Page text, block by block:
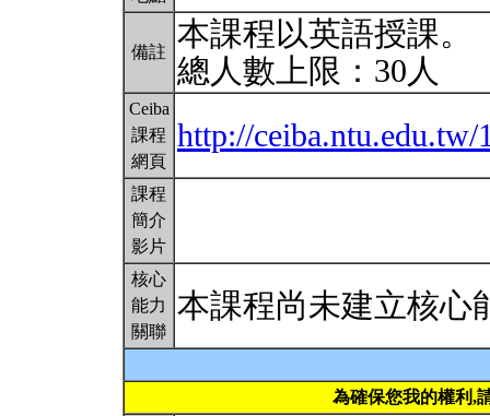
備註
本課程以英語授課。
總人數上限：30人
Ceiba
課程
網頁
http://
課程
簡介
影片
核心
能力
關聯
本課程尚未建立核心
為確保您我的權利,